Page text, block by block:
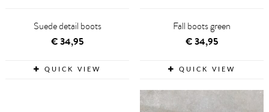
Suede detail boots
€34,95
QUICK VIEW
Fall boots green
€34,95
QUICK VIEW